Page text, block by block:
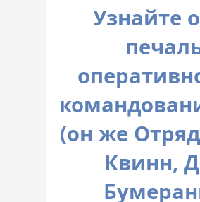
Узнайте
(он же
Квинн,